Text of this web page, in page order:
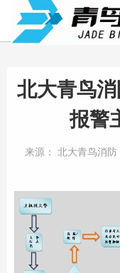
北大青鸟
报警
来源： 北大青鸟消防